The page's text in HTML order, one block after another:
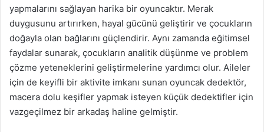
yapmalarını sağlayan harika bir oyuncaktır. Merak
duygusunu artırırken, hayal gücünü geliştirir ve çocukların
doğayla olan bağlarını güçlendirir. Aynı zamanda eğitimsel
faydalar sunarak, çocukların analitik düşünme ve problem
çözme yeteneklerini geliştirmelerine yardımcı olur. Aileler
için de keyifli bir aktivite imkanı sunan oyuncak dedektör,
macera dolu keşifler yapmak isteyen küçük dedektifler için
vazgeçilmez bir arkadaş haline gelmiştir.